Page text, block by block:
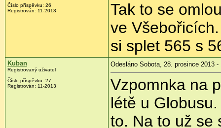
Číslo příspěvku: 26
Registrován: 11-2013
Tak to se
ve
si splet 565 s
Kuban
Registrovaný uživatel
Číslo příspěvku: 27
Registrován: 11-2013
Odesláno Sobota, 28. prosince 2013 -
Vzpomnka na
létě u
to. Na to už se